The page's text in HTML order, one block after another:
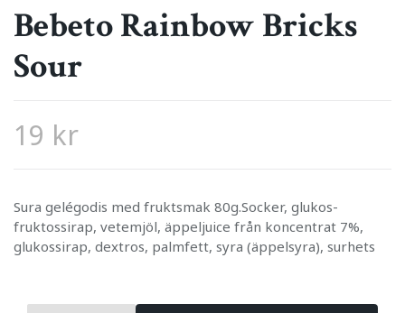
Bebeto Rainbow Bricks
Sour
19 kr
Sura gelégodis med fruktsmak 80g.Socker, glukos-
fruktossirap, vetemjöl, äppeljuice från koncentrat 7%,
glukossirap, dextros, palmfett, syra (äppelsyra), surhets